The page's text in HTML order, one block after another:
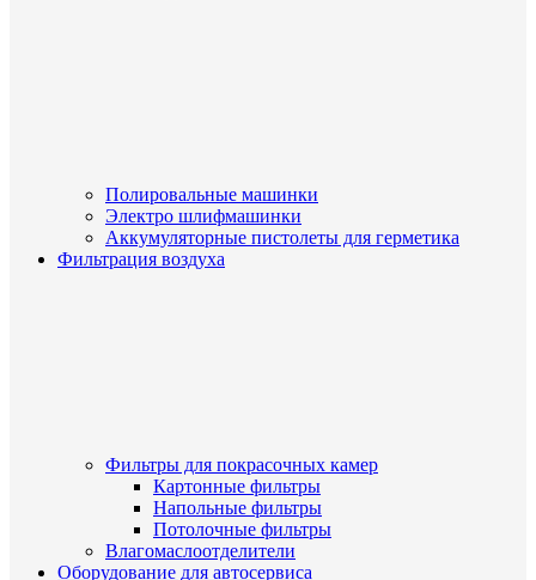
Полировальные машинки
Электро шлифмашинки
Аккумуляторные пистолеты для герметика
Фильтрация воздуха
Фильтры для покрасочных камер
Картонные фильтры
Напольные фильтры
Потолочные фильтры
Влагомаслоотделители
Оборудование для автосервиса